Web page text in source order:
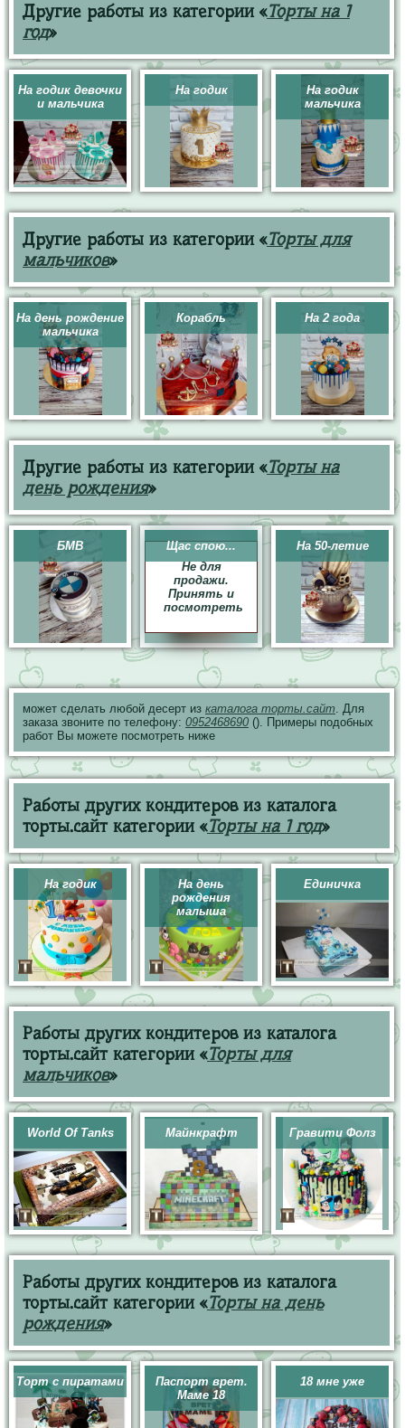
Другие работы из категории «Торты на 1
год»
На годик девочки
и мальчика
На годик
На годик
мальчика
Другие работы из категории «Торты для
мальчиков»
На день рождение
мальчика
Корабль На 2 года
Другие работы из категории «Торты на
день рождения»
БМВ
Щас спою...
Не для
продажи.
Принять и
посмотреть
На 50-летие
может сделать любой десерт из каталога торты.сайт. Для
заказа звоните по телефону: 0952468690 (). Примеры подобных
работ Вы можете посмотреть ниже
Работы других кондитеров из каталога
торты.сайт категории «Торты на 1 год»
На годик
На день
рождения
малыша
Единичка
Работы других кондитеров из каталога
торты.сайт категории «Торты для
мальчиков»
World Of Tanks Майнкрафт Гравити Фолз
Работы других кондитеров из каталога
торты.сайт категории «Торты на день
рождения»
Торт с пиратами
Паспорт врет.
Маме 18
18 мне уже